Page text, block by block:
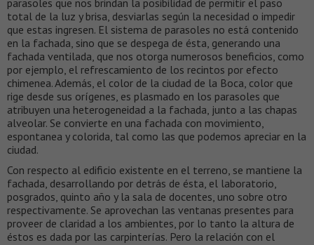
parasoles que nos brindan la posibilidad de permitir el paso
total de la luz y brisa, desviarlas según la necesidad o impedir
que estas ingresen. El sistema de parasoles no está contenido
en la fachada, sino que se despega de ésta, generando una
fachada ventilada, que nos otorga numerosos beneficios, como
por ejemplo, el refrescamiento de los recintos por efecto
chimenea. Además, el color de la ciudad de la Boca, color que
rige desde sus orígenes, es plasmado en los parasoles que
atribuyen una heterogeneidad a la fachada, junto a las chapas
alveolar. Se convierte en una fachada con movimiento,
espontanea y colorida, tal como las que podemos apreciar en la
ciudad.
Con respecto al edificio existente en el terreno, se mantiene la
fachada, desarrollando por detrás de ésta, el laboratorio,
posgrados, quinto año y la sala de docentes, uno sobre otro
respectivamente. Se aprovechan las ventanas presentes para
proveer de claridad a los ambientes, por lo tanto la altura de
éstos es dada por las carpinterías. Pero la relación con el